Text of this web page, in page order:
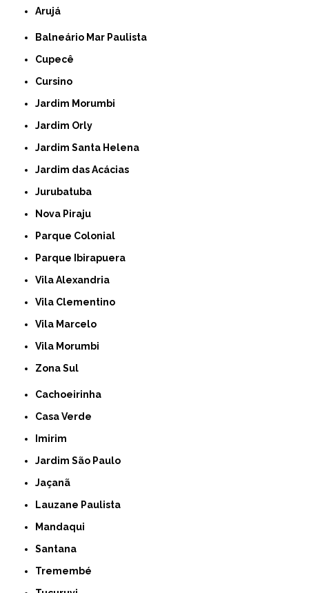
Arujá
Balneário Mar Paulista
Cupecê
Cursino
Jardim Morumbi
Jardim Orly
Jardim Santa Helena
Jardim das Acácias
Jurubatuba
Nova Piraju
Parque Colonial
Parque Ibirapuera
Vila Alexandria
Vila Clementino
Vila Marcelo
Vila Morumbi
Zona Sul
Cachoeirinha
Casa Verde
Imirim
Jardim São Paulo
Jaçanã
Lauzane Paulista
Mandaqui
Santana
Tremembé